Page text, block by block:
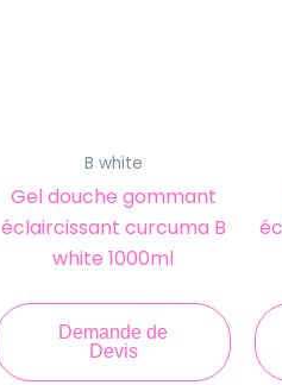
B white
Gel douche gommant
éclaircissant curcuma B
white 1000ml
Demande de
Devis